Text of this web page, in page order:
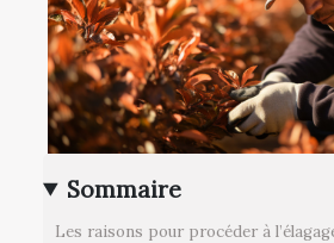
Sommaire
Les raisons pour procéder à